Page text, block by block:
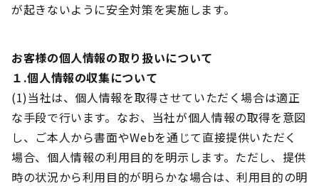
が起きないように安全対策を実施します。
お客様の個人情報の取り扱いについて
１.個人情報の収集について
(1)当社は、個人情報を取得させていただく場合は適正
な手段で行います。なお、当社が個人情報の取得を意図
し、ご本人から書面やWebを通じて直接提供いただく
場合、個人情報の利用目的を明示します。ただし、提供
時の状況から利用目的が明らかな場合は、利用目的の明